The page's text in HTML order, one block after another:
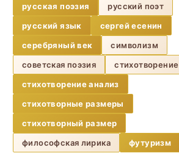
русская поэзия
русский поэт
русский язык
сергей есенин
серебряный век
символизм
советская поэзия
стихотворение
стихотворение анализ
стихотворные размеры
стихотворный размер
философская лирика
футуризм